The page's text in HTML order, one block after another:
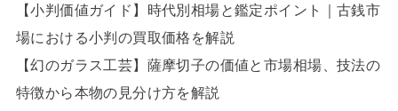
【小判価値ガイド】時代別相場と鑑定ポイント｜古銭市
場における小判の買取価格を解説
【幻のガラス工芸】薩摩切子の価値と市場相場、技法の
特徴から本物の見分け方を解説